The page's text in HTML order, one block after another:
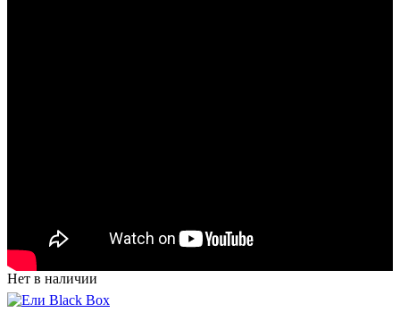
Нет в наличии